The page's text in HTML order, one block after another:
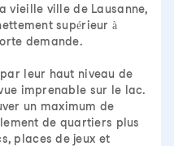
vieille ville de Lausanne,
supérieur à
demande.
leur haut niveau de
imprenable sur le lac.
un maximum de
de quartiers plus
places de jeux et